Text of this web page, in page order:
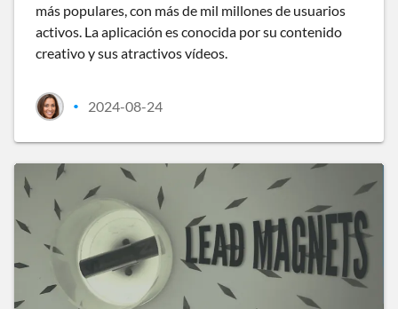
más populares, con más de mil millones de usuarios
activos. La aplicación es conocida por su contenido
creativo y sus atractivos vídeos.
• 2024-08-24